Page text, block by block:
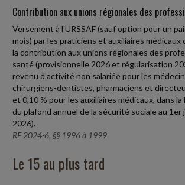
Contribution aux unions régionales des
Versement à l'URSSAF (sauf option pour un
mois) par les praticiens et auxiliaires
la contribution aux unions régionales des
santé (provisionnelle 2026 et régularisation
revenu d'activité non salariée pour les
chirurgiens-dentistes, pharmaciens et
et 0,10 % pour les auxiliaires médicaux, dans la
du plafond annuel de la sécurité sociale au 1er
2026).
RF 2024-6, §§ 1996 à 1999
Le 15 au plus tard